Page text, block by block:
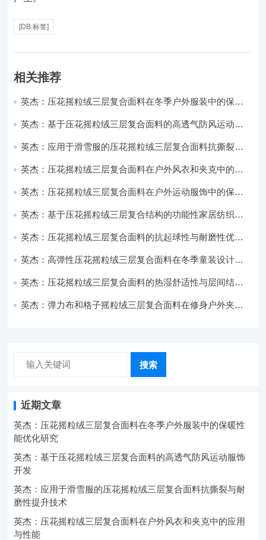
[DB:标签]
相关推荐
英杰：压花摇粒绒三层复合面料在冬季户外服装中的保暖
英杰：基于压花摇粒绒三层复合面料的高透气防风运动服
英杰：应用于滑雪服的压花摇粒绒三层复合面料抗撕裂与
英杰：压花摇粒绒三层复合面料在户外风衣和夹克中的应
英杰：压花摇粒绒三层复合面料在户外运动服饰中的保暖
英杰：基于压花摇粒绒三层复合结构的功能性家居纺织品
英杰：压花摇粒绒三层复合面料的抗起球性与耐磨性优化
英杰：高弹性压花摇粒绒三层复合面料在冬季童装设计中
英杰：压花摇粒绒三层复合面料的热湿舒适性与层间结合
英杰：弹力布和格子摇粒绒三层复合面料在修身户外夹克
搜索
近期文章
英杰：压花摇粒绒三层复合面料在冬季户外服装中的保暖性
能优化研究
英杰：基于压花摇粒绒三层复合面料的高透气防风运动服饰
开发
英杰：应用于滑雪服的压花摇粒绒三层复合面料抗撕裂与耐
磨性提升技术
英杰：压花摇粒绒三层复合面料在户外风衣和夹克中的应用
与性能